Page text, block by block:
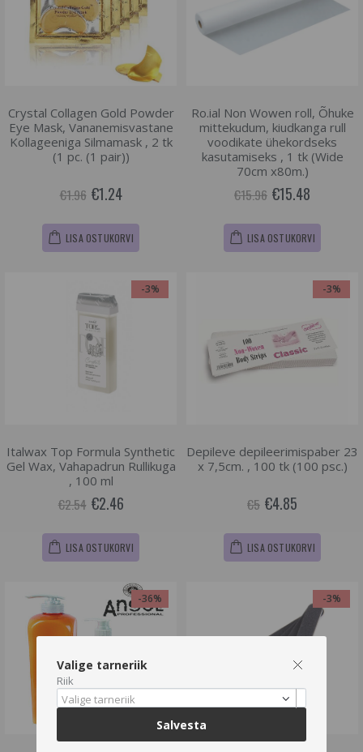
Crystal Collagen Gold Powder
Eye Mask, Vananemisvastane
Kollageeniga Silmamask , 2 tk
(1 pc. (1 pair))
€1.96 €1.24
LISA OSTUKORVI
Ro.ial Non Wowen roll, Õhuke
mittekudum, kiudkanga rull
voodikate ühekordseks
kasutamiseks , 1 tk (Wide
70cm x80m.)
€15.96 €15.48
LISA OSTUKORVI
-3%
Italwax Top Formula Synthetic
Gel Wax, Vahapadrun Rullikuga
, 100 ml
€2.54 €2.46
LISA OSTUKORVI
-3%
Depileve depileerimispaber 23
x 7,5cm. , 100 tk (100 psc.)
€5 €4.85
LISA OSTUKORVI
-36% -3%
Valige tarneriik
Riik
Valige tarneriik
Salvesta